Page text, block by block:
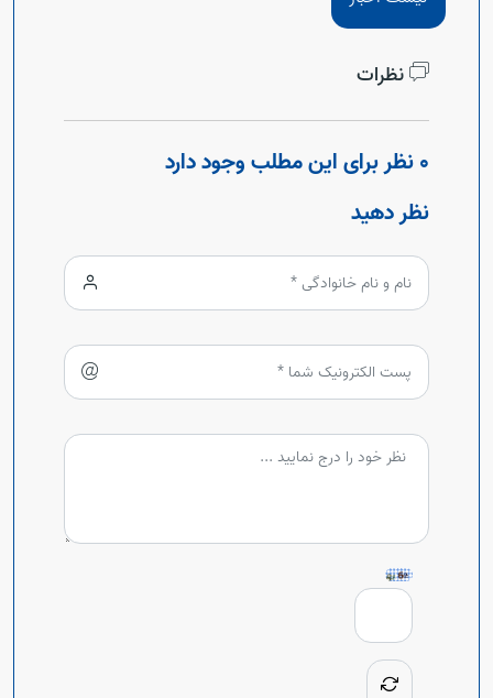
نظرات
0 نظر برای این مطلب وجود دارد
نظر دهید